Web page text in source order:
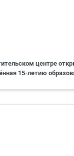
центре
15-летию